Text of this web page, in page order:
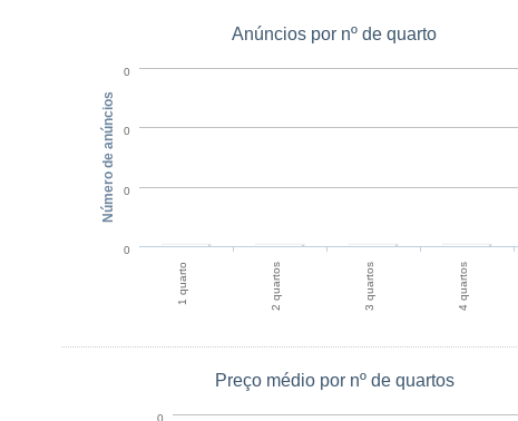
Anúncios por nº de quarto
1 quarto 2 quartos 3 quartos 4 quartos
0
0
0
0
Número de anúncios
Preço médio por nº de quartos